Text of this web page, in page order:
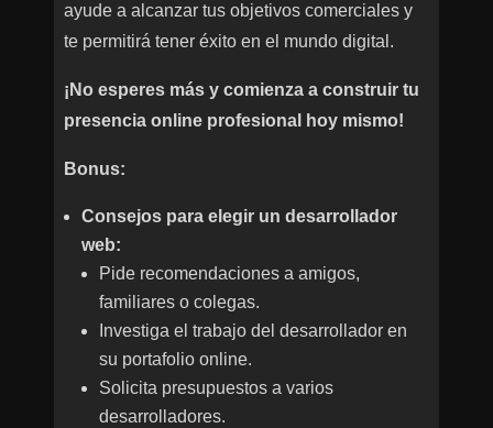
ayude a alcanzar tus objetivos comerciales y
te permitirá tener éxito en el mundo digital.
¡No esperes más y comienza a construir tu
presencia online profesional hoy mismo!
Bonus:
Consejos para elegir un desarrollador
web:
Pide recomendaciones a amigos,
familiares o colegas.
Investiga el trabajo del desarrollador en
su portafolio online.
Solicita presupuestos a varios
desarrolladores.